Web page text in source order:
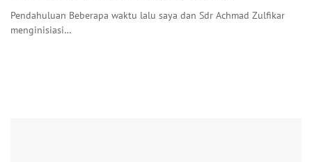
Pendahuluan Beberapa waktu lalu saya dan Sdr Achmad Zulfikar
menginisiasi…